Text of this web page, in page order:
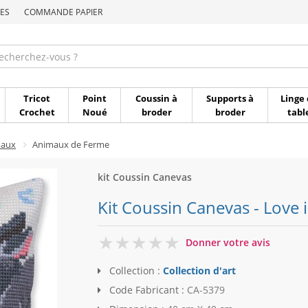
COMMANDE PAPIER
Tricot
Crochet
Point
Noué
Coussin à
broder
Supports à
broder
Linge
Animaux de Ferme
kit Coussin Canevas
Kit Coussin Canevas -
0
Donner votre avis
Collection : Collection d'art
Code Fabricant : CA-5379